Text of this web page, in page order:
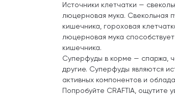
Источники клетчатки —
люцерновая мука. Свекольная
кишечника, гороховая
люцерновая мука
кишечника.
Суперфуды в корме — спаржа,
другие. Суперфуды являются
активных компонентов и
Попробуйте CRAFTIA, ощутите